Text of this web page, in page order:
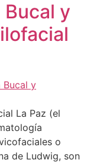
y
La Paz (el
o
de Ludwig, son